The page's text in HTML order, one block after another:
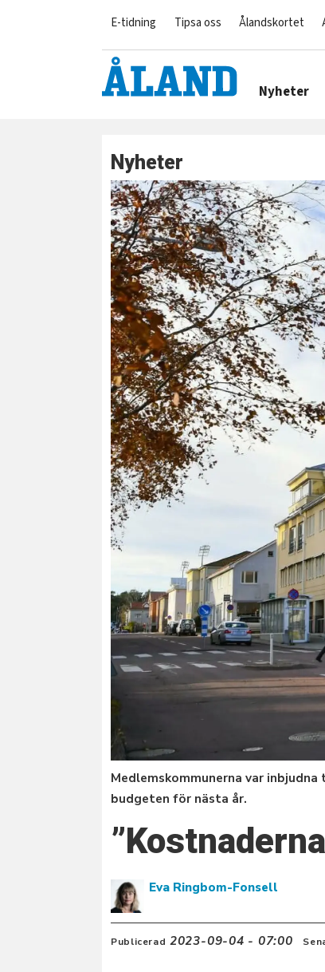
E-tidning Tipsa oss Ålandskortet
Nyheter
Nyheter
Medlemskommunerna var
budgeten för nästa år.
Eva Ringbom-Fonsell
Publicerad 2023-09-04 - 07:00